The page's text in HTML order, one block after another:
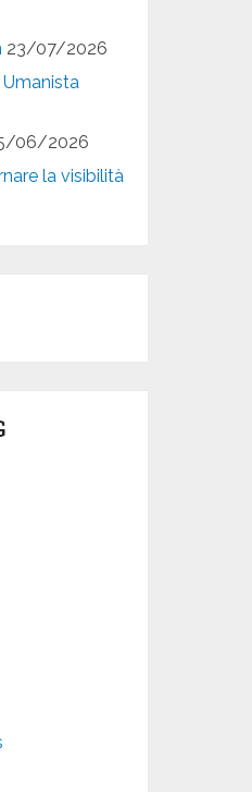
23/07/2026
06/2026
la visibilità